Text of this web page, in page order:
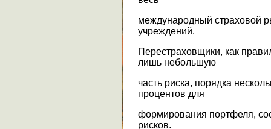
международный страховой
учреждений.
Перестраховщики, как
лишь небольшую
часть риска, порядка
процентов для
формирования портфеля,
рисков.